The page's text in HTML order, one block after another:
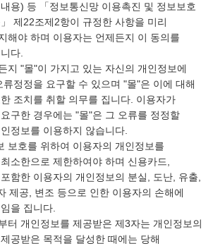
용) 등 「정보통신망 이용촉진 및 정보보호
제22조제2항이 규정한 사항을 미리
해야 하며 이용자는 언제든지 이 동의를
다.
지 "몰"이 가지고 있는 자신의 개인정보에
정정을 요구할 수 있으며 "몰"은 이에 대해
조치를 취할 의무를 집니다. 이용자가
구한 경우에는 "몰"은 그 오류를 정정할
정보를 이용하지 않습니다.
보호를 위하여 이용자의 개인정보를
소한으로 제한하여야 하며 신용카드,
함한 이용자의 개인정보의 분실, 도난, 유출,
제공, 변조 등으로 인한 이용자의 손해에
을 집니다.
터 개인정보를 제공받은 제3자는 개인정보의
공받은 목적을 달성한 때에는 당해